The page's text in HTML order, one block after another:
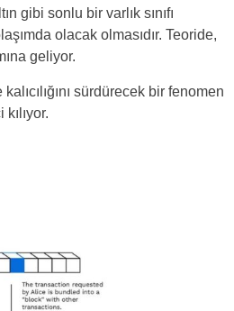
gibi sonlu bir varlık sınıfı
olacak olmasıdır. Teoride,
geliyor.
sürdürecek bir fenomen